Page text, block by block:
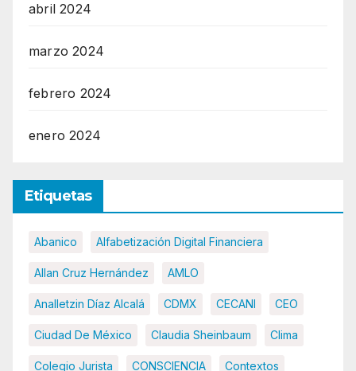
abril 2024
marzo 2024
febrero 2024
enero 2024
Etiquetas
Abanico Alfabetización Digital Financiera
Allan Cruz Hernández AMLO
Analletzin Díaz Alcalá CDMX CECANI CEO
Ciudad De México Claudia Sheinbaum Clima
Colegio Jurista CONSCIENCIA Contextos